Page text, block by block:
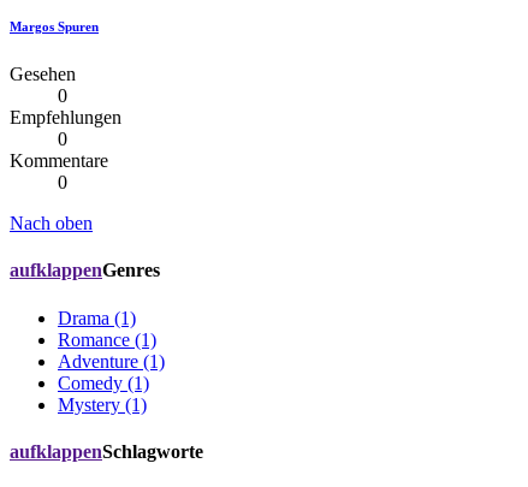
Margos Spuren
Gesehen
0
Empfehlungen
0
Kommentare
0
Nach oben
aufklappenGenres
Drama (1)
Romance (1)
Adventure (1)
Comedy (1)
Mystery (1)
aufklappenSchlagworte